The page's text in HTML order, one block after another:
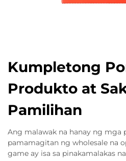
Kumpletong
Produkto at
Pamilihan
Ang malawak na hanay ng mga
pamamagitan ng wholesale na
game ay isa sa pinakamalakas